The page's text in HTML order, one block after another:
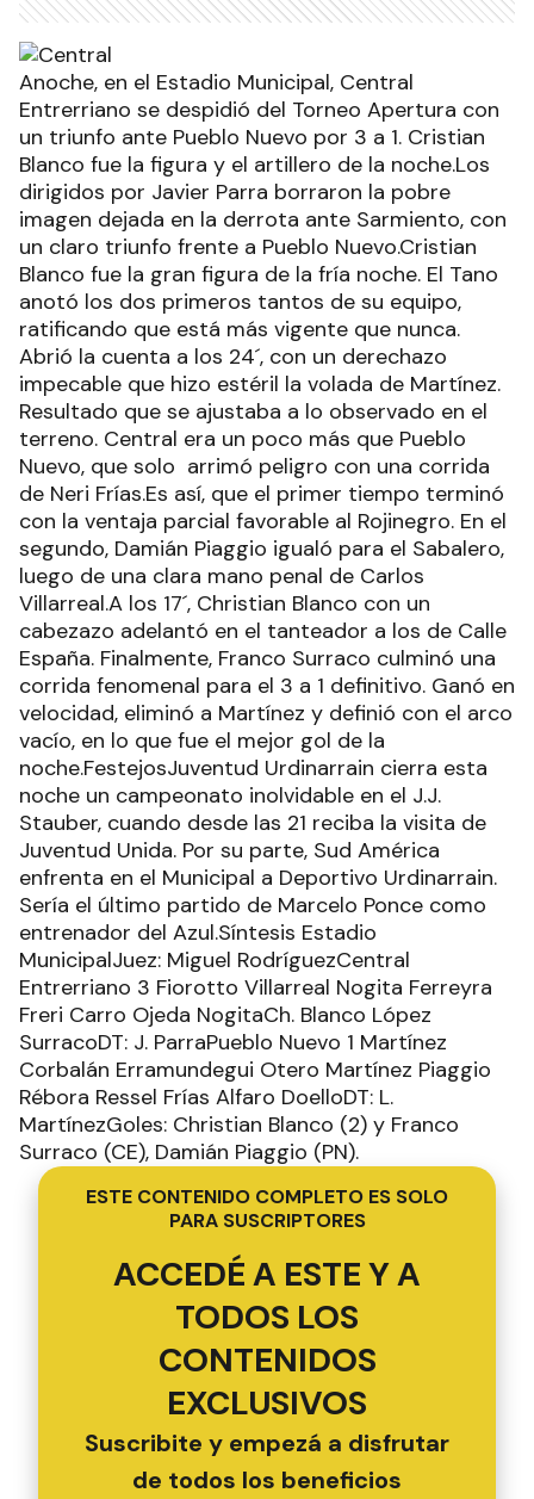
Anoche, en el Estadio Municipal, Central
Entrerriano se despidió del Torneo Apertura con
un triunfo ante Pueblo Nuevo por 3 a 1. Cristian
Blanco fue la figura y el artillero de la noche.Los
dirigidos por Javier Parra borraron la pobre
imagen dejada en la derrota ante Sarmiento, con
un claro triunfo frente a Pueblo Nuevo.Cristian
Blanco fue la gran figura de la fría noche. El Tano
anotó los dos primeros tantos de su equipo,
ratificando que está más vigente que nunca.
Abrió la cuenta a los 24´, con un derechazo
impecable que hizo estéril la volada de Martínez.
Resultado que se ajustaba a lo observado en el
terreno. Central era un poco más que Pueblo
Nuevo, que solo arrimó peligro con una corrida
de Neri Frías.Es así, que el primer tiempo terminó
con la ventaja parcial favorable al Rojinegro. En el
segundo, Damián Piaggio igualó para el Sabalero,
luego de una clara mano penal de Carlos
Villarreal.A los 17´, Christian Blanco con un
cabezazo adelantó en el tanteador a los de Calle
España. Finalmente, Franco Surraco culminó una
corrida fenomenal para el 3 a 1 definitivo. Ganó en
velocidad, eliminó a Martínez y definió con el arco
vacío, en lo que fue el mejor gol de la
noche.FestejosJuventud Urdinarrain cierra esta
noche un campeonato inolvidable en el J.J.
Stauber, cuando desde las 21 reciba la visita de
Juventud Unida. Por su parte, Sud América
enfrenta en el Municipal a Deportivo Urdinarrain.
Sería el último partido de Marcelo Ponce como
entrenador del Azul.Síntesis Estadio
MunicipalJuez: Miguel RodríguezCentral
Entrerriano 3 Fiorotto Villarreal Nogita Ferreyra
Freri Carro Ojeda NogitaCh. Blanco López
SurracoDT: J. ParraPueblo Nuevo 1 Martínez
Corbalán Erramundegui Otero Martínez Piaggio
Rébora Ressel Frías Alfaro DoelloDT: L.
MartínezGoles: Christian Blanco (2) y Franco
Surraco (CE), Damián Piaggio (PN).
ESTE CONTENIDO COMPLETO ES SOLO
PARA SUSCRIPTORES
ACCEDÉ A ESTE Y A
TODOS LOS
CONTENIDOS
EXCLUSIVOS
Suscribite y empezá a disfrutar
de todos los beneficios